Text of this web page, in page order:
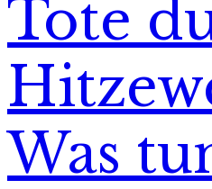
Tote
Was